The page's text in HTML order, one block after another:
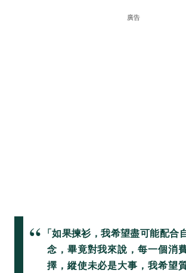
廣告
「如果揀衫，我希望盡可能配合
念，畢竟對我來說，每一個消
擇，縱使未必是大事，我希望